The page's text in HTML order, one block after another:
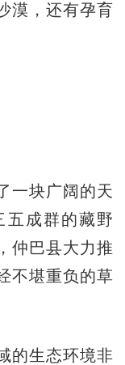
漠，还有孕育
块广阔的天
五成群的藏野
仲巴县大力推
不堪重负的草
生态环境非